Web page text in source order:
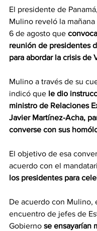
El presidente de
Mulino reveló la
6 de agosto que
reunión de presidentes
para abordar la crisis de
Mulino a través de su
indicó que le dio
ministro de Relaciones
Javier Martínez-Acha,
converse con sus
El objetivo de esa
acuerdo con el
los presidentes para
De acuerdo con Mulino,
encuentro de jefes de
Gobierno se ensayarían